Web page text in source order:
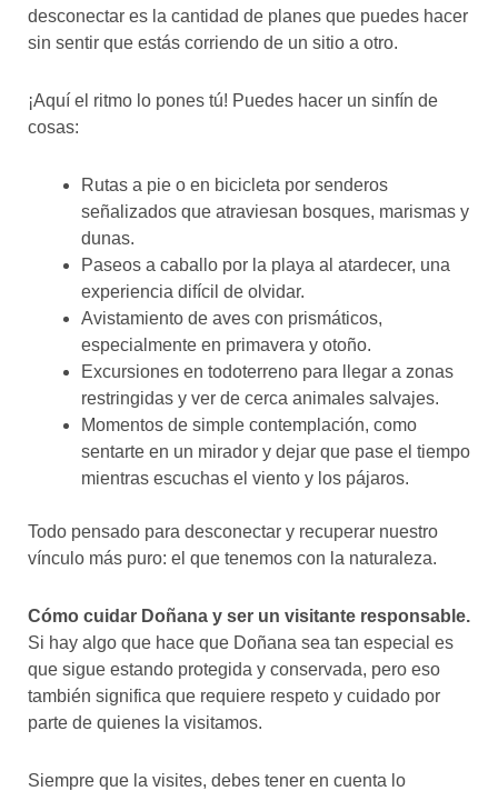
desconectar es la cantidad de planes que puedes hacer
sin sentir que estás corriendo de un sitio a otro.
¡Aquí el ritmo lo pones tú! Puedes hacer un sinfín de
cosas:
Rutas a pie o en bicicleta por senderos
señalizados que atraviesan bosques, marismas y
dunas.
Paseos a caballo por la playa al atardecer, una
experiencia difícil de olvidar.
Avistamiento de aves con prismáticos,
especialmente en primavera y otoño.
Excursiones en todoterreno para llegar a zonas
restringidas y ver de cerca animales salvajes.
Momentos de simple contemplación, como
sentarte en un mirador y dejar que pase el tiempo
mientras escuchas el viento y los pájaros.
Todo pensado para desconectar y recuperar nuestro
vínculo más puro: el que tenemos con la naturaleza.
Cómo cuidar Doñana y ser un visitante responsable.
Si hay algo que hace que Doñana sea tan especial es
que sigue estando protegida y conservada, pero eso
también significa que requiere respeto y cuidado por
parte de quienes la visitamos.
Siempre que la visites, debes tener en cuenta lo